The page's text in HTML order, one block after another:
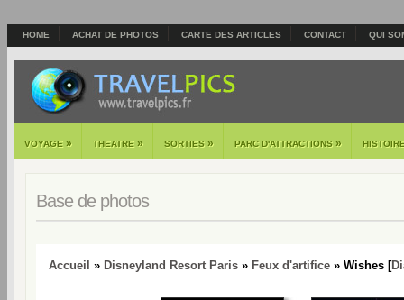
HOME ACHAT DE PHOTOS CARTE DES ARTICLES CONTACT QUI
VOYAGE » THEATRE » SORTIES » PARC D'ATTRACTIONS »
Base de photos
Accueil » Disneyland Resort Paris » Feux d'artifice » Wishes [